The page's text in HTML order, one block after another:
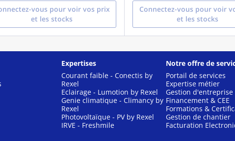
vous pour voir vos prix
et les stocks
Connectez-vous pour voir
et les stocks
Expertises
Courant faible - Conectis by
Rexel
Eclairage - Lumotion by Rexel
Genie climatique - Climancy by
Rexel
Photovoltaïque - PV by Rexel
IRVE - Freshmile
Notre offre de
Portail de services
Expertise métier
Gestion d'entreprise
Financement & CEE
Formations &
Gestion de chantier
Facturation